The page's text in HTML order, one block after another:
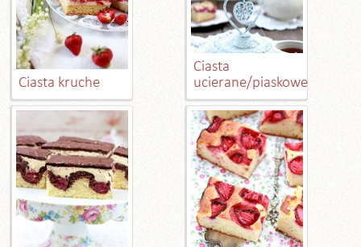
Ciasta kruche
Ciasta
ucierane/piaskowe